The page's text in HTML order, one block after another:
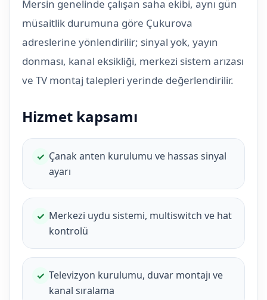
Mersin genelinde çalışan saha ekibi, aynı gün
müsaitlik durumuna göre Çukurova
adreslerine yönlendirilir; sinyal yok, yayın
donması, kanal eksikliği, merkezi sistem arızası
ve TV montaj talepleri yerinde değerlendirilir.
Hizmet kapsamı
✓ Çanak anten kurulumu ve hassas sinyal
ayarı
✓ Merkezi uydu sistemi, multiswitch ve hat
kontrolü
✓ Televizyon kurulumu, duvar montajı ve
kanal sıralama